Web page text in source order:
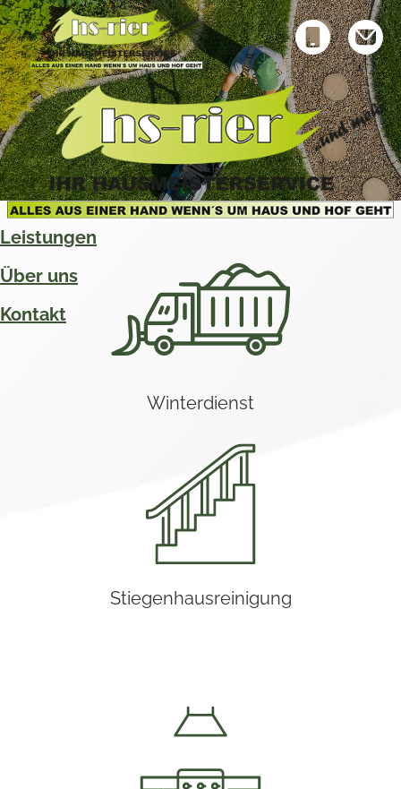
Leistungen
Über uns
Kontakt
Winterdienst
Stiegenhausreinigung